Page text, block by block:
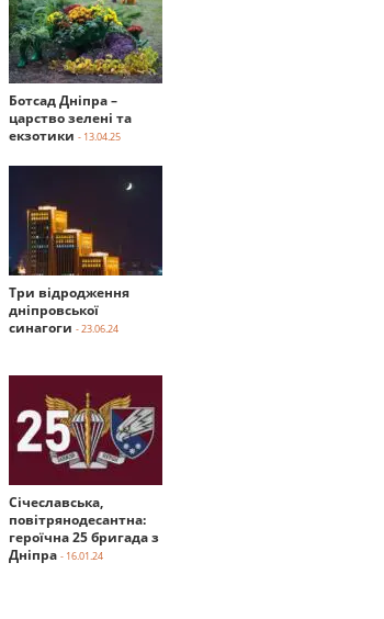
Ботсад Дніпра –
царство зелені та
екзотики - 13.04.25
Три відродження
дніпровської
синагоги - 23.06.24
Січеславська,
повітрянодесантна:
героїчна 25 бригада з
Дніпра - 16.01.24